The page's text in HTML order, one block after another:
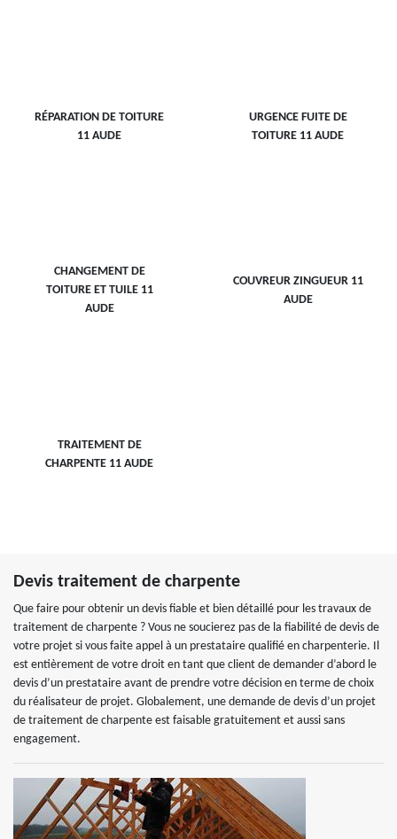
RÉPARATION DE TOITURE
11 AUDE
URGENCE FUITE DE
TOITURE 11 AUDE
CHANGEMENT DE
TOITURE ET TUILE 11
AUDE
COUVREUR ZINGUEUR 11
AUDE
TRAITEMENT DE
CHARPENTE 11 AUDE
Devis traitement de charpente
Que faire pour obtenir un devis fiable et bien détaillé pour les travaux de
traitement de charpente ? Vous ne soucierez pas de la fiabilité de devis de
votre projet si vous faite appel à un prestataire qualifié en charpenterie. Il
est entièrement de votre droit en tant que client de demander d’abord le
devis d’un prestataire avant de prendre votre décision en terme de choix
du réalisateur de projet. Globalement, une demande de devis d’un projet
de traitement de charpente est faisable gratuitement et aussi sans
engagement.